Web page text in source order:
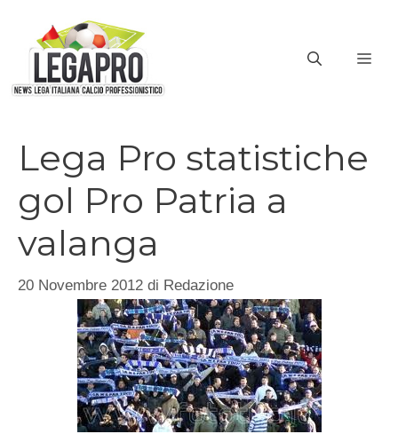
contenuto
Lega Pro statistiche
gol Pro Patria a
valanga
20 Novembre 2012 di Redazione